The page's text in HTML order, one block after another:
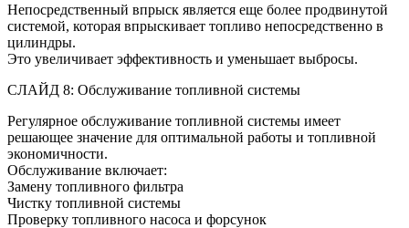
Непосредственный впрыск является еще более продвинутой
системой, которая впрыскивает топливо непосредственно в
цилиндры.
Это увеличивает эффективность и уменьшает выбросы.
СЛАЙД 8: Обслуживание топливной системы
Регулярное обслуживание топливной системы имеет
решающее значение для оптимальной работы и топливной
экономичности.
Обслуживание включает:
Замену топливного фильтра
Чистку топливной системы
Проверку топливного насоса и форсунок